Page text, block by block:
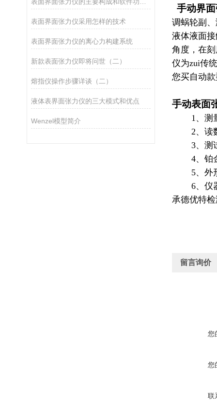
表面界面张力仪采用怎样的技术
表面界面张力仪的离心力构建系统
新款表面张力仪即将问世（二）
熔指仪操作步骤详谈（二）
液体表界面张力仪的三大模式和优点
Wenzel模型简介
手动界
调蜗轮副
液体液面
角度，在
仪为zui传
您买自动
手动表面
1、测量
2、读数
3、测试
4、铂金
5、外形
6、仪器
承德优特
留言询价
您
您
联